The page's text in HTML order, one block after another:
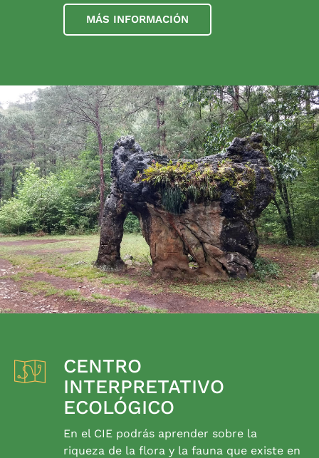
MÁS INFORMACIÓN
CENTRO
INTERPRETATIVO
ECOLÓGICO
En el CIE podrás aprender sobre la
riqueza de la flora y la fauna que existe en